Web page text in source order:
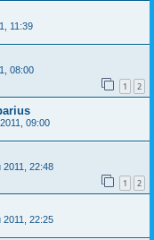
11:39
08:00
1 2
09:00
2011, 22:48
1 2
2011, 22:25